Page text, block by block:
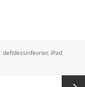
Tags
defidessinfevrier, iPad
9, météo